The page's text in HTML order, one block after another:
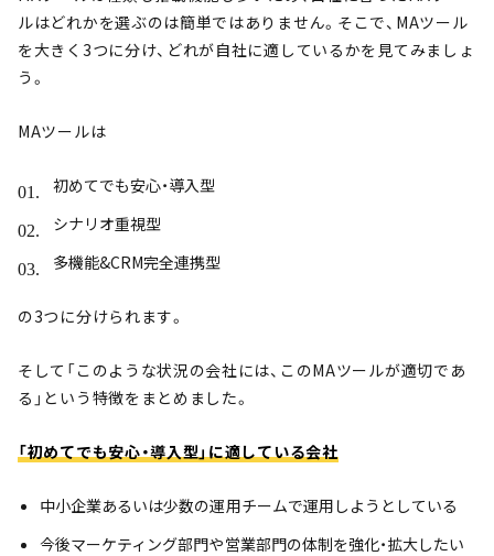
ルはどれかを選ぶのは簡単ではありません。そこで、MAツール
を大きく3つに分け、どれが自社に適しているかを見てみましょ
う。
MAツールは
初めてでも安心・導入型
シナリオ重視型
多機能&CRM完全連携型
の3つに分けられます。
そして「このような状況の会社には、このMAツールが適切であ
る」という特徴をまとめました。
「初めてでも安心・導入型」に適している会社
中小企業あるいは少数の運用チームで運用しようとしている
今後マーケティング部門や営業部門の体制を強化・拡大したい